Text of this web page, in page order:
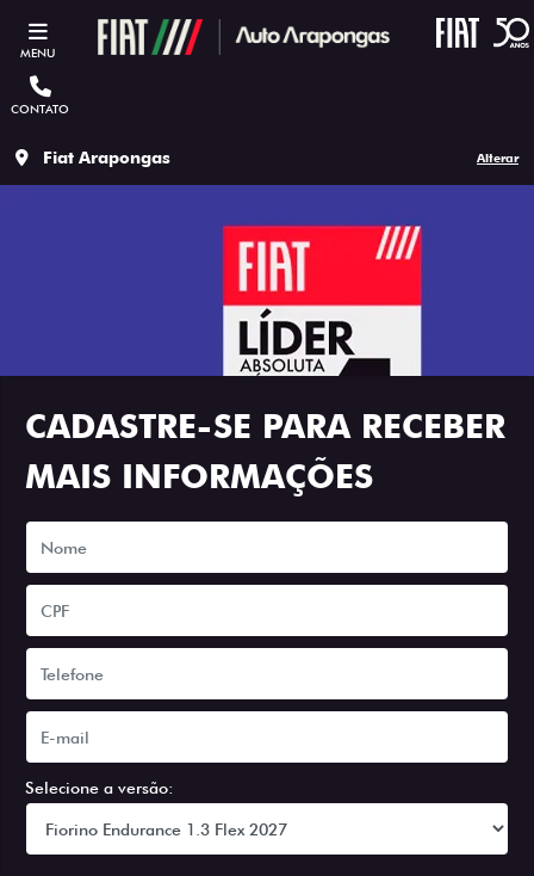
MENU
CONTATO
Fiat Arapongas Alterar
CADASTRE-SE PARA RECEBER
MAIS INFORMAÇÕES
Selecione a versão: